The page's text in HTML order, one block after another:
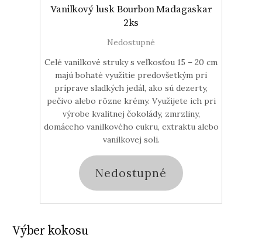
Vanilkový lusk Bourbon Madagaskar
2ks
Nedostupné
Celé vanilkové struky s veľkosťou 15 – 20 cm
majú bohaté využitie predovšetkým pri
príprave sladkých jedál, ako sú dezerty,
pečivo alebo rôzne krémy. Využijete ich pri
výrobe kvalitnej čokolády, zmrzliny,
domáceho vanilkového cukru, extraktu alebo
vanilkovej soli.
Nedostupné
Výber kokosu